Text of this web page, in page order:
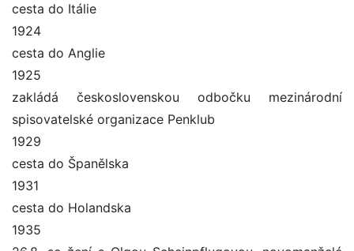
cesta do Itálie
1924
cesta do Anglie
1925
zakládá československou odbočku mezinárodní
spisovatelské organizace Penklub
1929
cesta do Španělska
1931
cesta do Holandska
1935